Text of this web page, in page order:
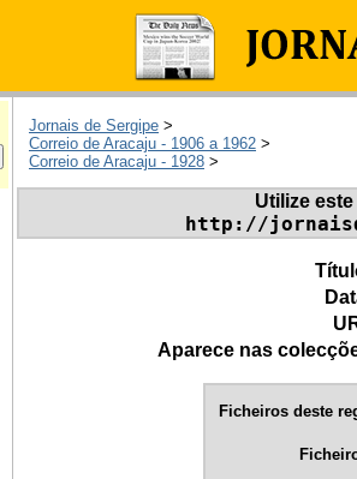
Jornais de Sergipe >
Correio de Aracaju - 1906 a 1962 >
Correio de Aracaju - 1928 >
Utilize
http://
Aparece nas
Ficheiros deste